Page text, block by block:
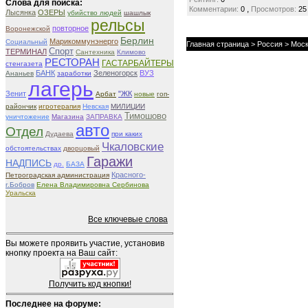
Слова для поиска:
Лысянка ОЗЕРЫ убийство людей шашлык
Воронежской повторное рельсы
Социальный Марикоммунэнерго Берлин
ТЕРМИНАЛ Спорт Сантехника Климово
стенгазета РЕСТОРАН ГАСТАРБАЙТЕРЫ
Ананьев БАНК заработки Зеленогорск ВУЗ
Зенит лагерь Арбат "ЖК новые гоп-
райончик игротерапия Невская МИЛИЦИИ
уничтожение Магазина ЗАПРАВКА Тимошово
Отдел Дудаева авто при каких
обстоятельствах дворцовый Чкаловские
НАДПИСЬ др. БАЗА Гаражи
Петроградская администрация Красного-
г.Бобров Елена Владимировна Сербинова
Уральска
Все ключевые слова
Вы можете проявить участие, установив
кнопку проекта на Ваш сайт:
Получить код кнопки!
Последнее на форуме:
Комментарии: 0 , Просмотров: 25
Главная страница > Россия >